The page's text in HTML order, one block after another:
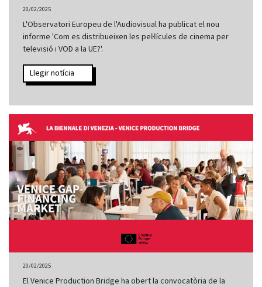
20/02/2025
L'Observatori Europeu de l'Audiovisual ha publicat el nou
informe 'Com es distribueixen les pel·lícules de cinema per
televisió i VOD a la UE?'.
Llegir notícia
20/02/2025
El Venice Production Bridge ha obert la convocatòria de la